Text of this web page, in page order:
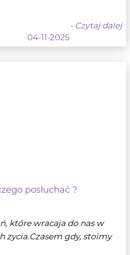
- Czytaj dalej
04-11-2025
posłuchać ?
które wracaja do nas w
zycia.Czasem gdy, stoimy